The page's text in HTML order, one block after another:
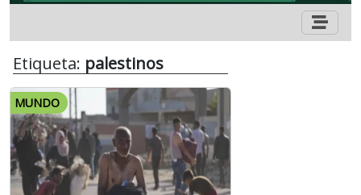
Etiqueta: palestinos
MUNDO